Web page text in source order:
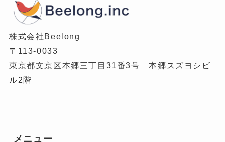
株式会社Beelong
〒113-0033
東京都文京区本郷三丁目31番3号 本郷スズヨシビ
ル2階
メニュー